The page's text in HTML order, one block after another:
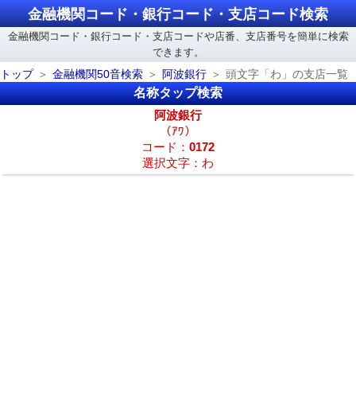
金融機関コード・銀行コード・支店コード検索
金融機関コード・銀行コード・支店コードや店番、支店番号を簡単に検索
できます。
トップ
金融機関50音検索 阿波銀行 頭文字「わ」の支店一覧
名称タップ検索
阿波銀行
（ｱﾜ）
コード： 0172
選択文字：わ